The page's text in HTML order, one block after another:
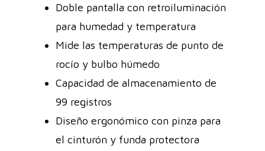
Doble pantalla con retroiluminación
para humedad y temperatura
Mide las temperaturas de punto de
rocío y bulbo húmedo
Capacidad de almacenamiento de
99 registros
Diseño ergonómico con pinza para
el cinturón y funda protectora